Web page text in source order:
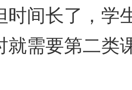
时间长了，学
就需要第二类